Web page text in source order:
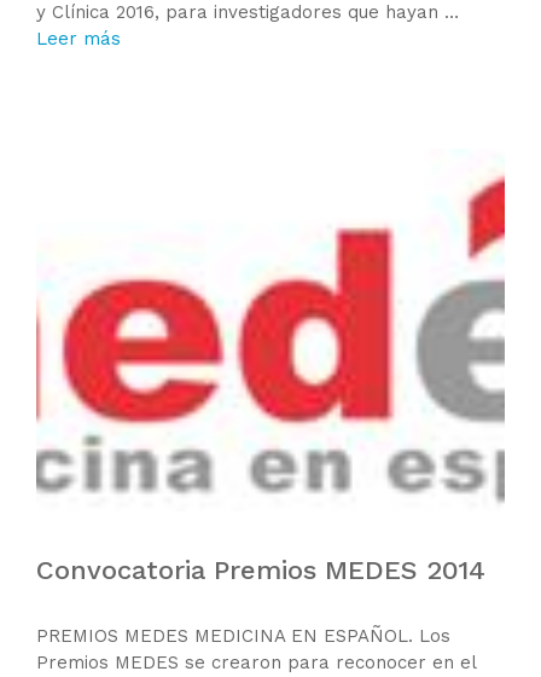
y Clínica 2016, para investigadores que hayan …
Leer más
Convocatoria Premios MEDES 2014
PREMIOS MEDES MEDICINA EN ESPAÑOL. Los
Premios MEDES se crearon para reconocer en el